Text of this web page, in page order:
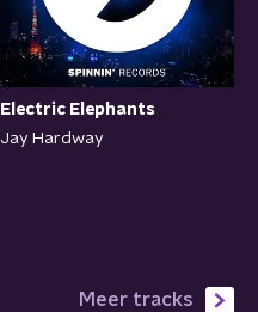
Electric Elephants
Jay Hardway
Meer tracks